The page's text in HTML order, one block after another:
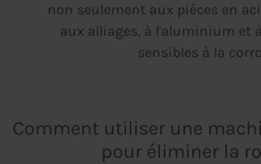
non seulement aux pièces en
aux alliages, à l'aluminium et
sensibles à la
Comment utiliser une
pour éliminer la